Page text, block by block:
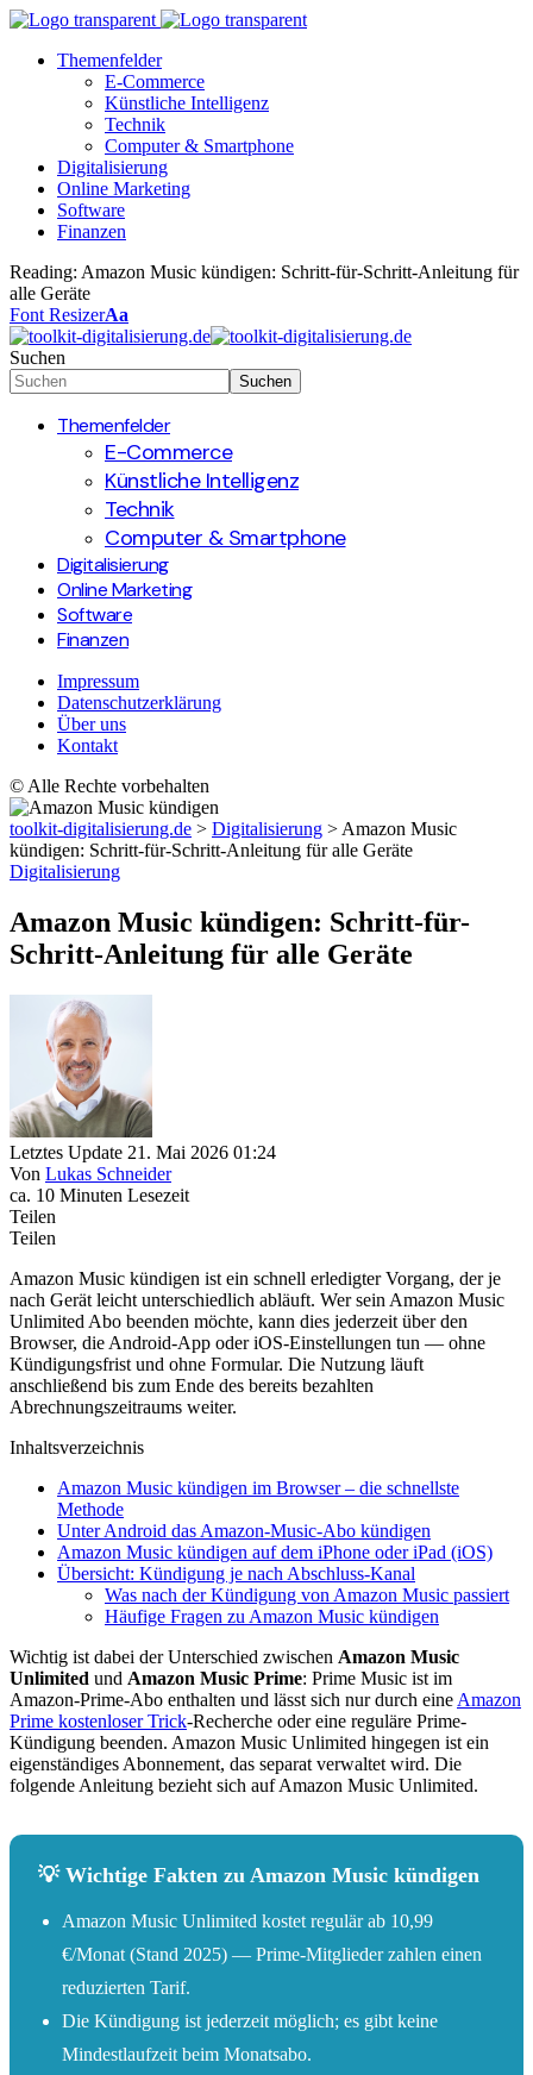
Themenfelder
E-Commerce
Künstliche Intelligenz
Technik
Computer & Smartphone
Digitalisierung
Online Marketing
Software
Finanzen
Reading: Amazon Music kündigen: Schritt-für-Schritt-Anleitung für
alle Geräte
Font ResizerAa
Suchen
Themenfelder
E-Commerce
Künstliche Intelligenz
Technik
Computer & Smartphone
Digitalisierung
Online Marketing
Software
Finanzen
Impressum
Datenschutzerklärung
Über uns
Kontakt
© Alle Rechte vorbehalten
toolkit-digitalisierung.de > Digitalisierung > Amazon Music
kündigen: Schritt-für-Schritt-Anleitung für alle Geräte
Digitalisierung
Amazon Music kündigen: Schritt-für-
Schritt-Anleitung für alle Geräte
Letztes Update 21. Mai 2026 01:24
Von Lukas Schneider
ca. 10 Minuten Lesezeit
Teilen
Teilen
Amazon Music kündigen ist ein schnell erledigter Vorgang, der je
nach Gerät leicht unterschiedlich abläuft. Wer sein Amazon Music
Unlimited Abo beenden möchte, kann dies jederzeit über den
Browser, die Android-App oder iOS-Einstellungen tun — ohne
Kündigungsfrist und ohne Formular. Die Nutzung läuft
anschließend bis zum Ende des bereits bezahlten
Abrechnungszeitraums weiter.
Inhaltsverzeichnis
Amazon Music kündigen im Browser – die schnellste
Methode
Unter Android das Amazon-Music-Abo kündigen
Amazon Music kündigen auf dem iPhone oder iPad (iOS)
Übersicht: Kündigung je nach Abschluss-Kanal
Was nach der Kündigung von Amazon Music passiert
Häufige Fragen zu Amazon Music kündigen
Wichtig ist dabei der Unterschied zwischen Amazon Music
Unlimited und Amazon Music Prime: Prime Music ist im
Amazon-Prime-Abo enthalten und lässt sich nur durch eine Amazon
Prime kostenloser Trick-Recherche oder eine reguläre Prime-
Kündigung beenden. Amazon Music Unlimited hingegen ist ein
eigenständiges Abonnement, das separat verwaltet wird. Die
folgende Anleitung bezieht sich auf Amazon Music Unlimited.
💡 Wichtige Fakten zu Amazon Music kündigen
Amazon Music Unlimited kostet regulär ab 10,99
€/Monat (Stand 2025) — Prime-Mitglieder zahlen einen
reduzierten Tarif.
Die Kündigung ist jederzeit möglich; es gibt keine
Mindestlaufzeit beim Monatsabo.